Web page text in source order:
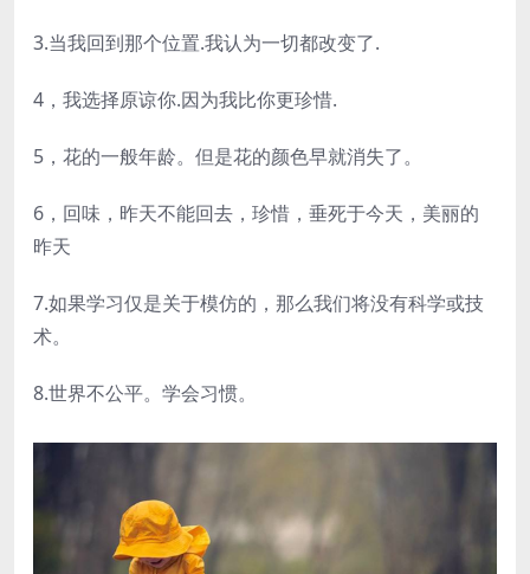
3.当我回到那个位置.我认为一切都改变了.
4，我选择原谅你.因为我比你更珍惜.
5，花的一般年龄。但是花的颜色早就消失了。
6，回味，昨天不能回去，珍惜，垂死于今天，美丽的
昨天
7.如果学习仅是关于模仿的，那么我们将没有科学或技
术。
8.世界不公平。学会习惯。